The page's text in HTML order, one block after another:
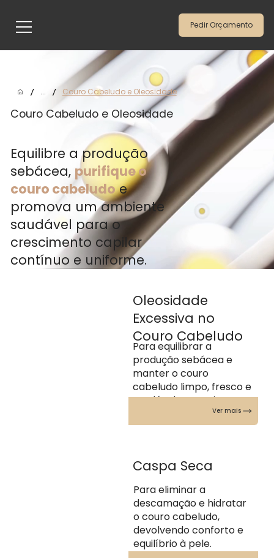
Pedir Orçamento
Couro Cabeludo e Oleosidade
/ ... / Couro Cabeludo e Oleosidade
Equilibre a produção
sebácea, purifique o
couro cabeludoe
promova um ambiente
saudável para o
crescimento capilar
contínuo e uniforme.
Oleosidade
Excessiva no
Couro Cabeludo
Para equilibrar a
produção sebácea e
manter o couro
cabeludo limpo, fresco e
saudável por mais
Ver mais
Caspa Seca
Para eliminar a
descamação e hidratar
o couro cabeludo,
devolvendo conforto e
equilíbrio à pele.